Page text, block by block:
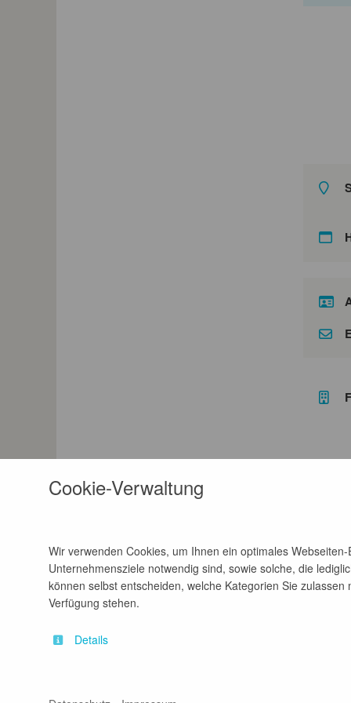
Cookie-Verwaltung
Wir verwenden Cookies, um Ihnen ein optimales
Unternehmensziele notwendig sind, sowie solche, die
können selbst entscheiden, welche Kategorien Sie
Verfügung stehen.
Details